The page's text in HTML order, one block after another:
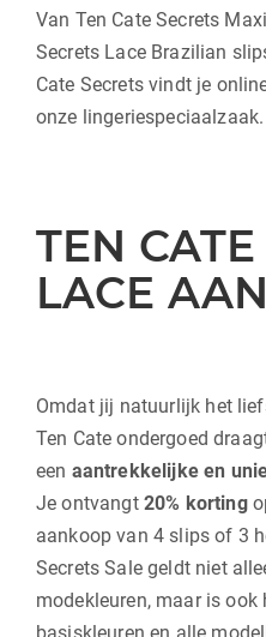
Van Ten Cate Secrets
Secrets Lace Brazilian
Cate Secrets vindt je
onze lingeriespeciaalzaak.
TEN CATE
LACE
Omdat jij natuurlijk het
Ten Cate ondergoed
een aantrekkelijke en
Je ontvangt 20% korting
aankoop van 4 slips of 3
Secrets Sale geldt niet
modekleuren, maar is ook